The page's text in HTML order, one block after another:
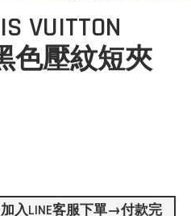
VUITTON
色壓紋短夾
入LINE客服下單→付款完